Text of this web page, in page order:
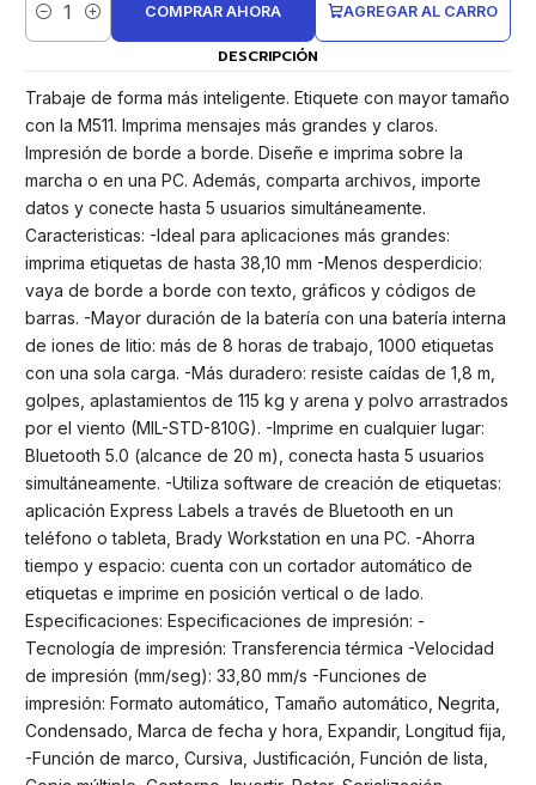
Cantidad
AGREGAR AL CARRO
COMPRAR AHORA
DESCRIPCIÓN
Trabaje de forma más inteligente. Etiquete con mayor tamaño
con la M511. Imprima mensajes más grandes y claros.
Impresión de borde a borde. Diseñe e imprima sobre la
marcha o en una PC. Además, comparta archivos, importe
datos y conecte hasta 5 usuarios simultáneamente.
Caracteristicas: -Ideal para aplicaciones más grandes:
imprima etiquetas de hasta 38,10 mm -Menos desperdicio:
vaya de borde a borde con texto, gráficos y códigos de
barras. -Mayor duración de la batería con una batería interna
de iones de litio: más de 8 horas de trabajo, 1000 etiquetas
con una sola carga. -Más duradero: resiste caídas de 1,8 m,
golpes, aplastamientos de 115 kg y arena y polvo arrastrados
por el viento (MIL-STD-810G). -Imprime en cualquier lugar:
Bluetooth 5.0 (alcance de 20 m), conecta hasta 5 usuarios
simultáneamente. -Utiliza software de creación de etiquetas:
aplicación Express Labels a través de Bluetooth en un
teléfono o tableta, Brady Workstation en una PC. -Ahorra
tiempo y espacio: cuenta con un cortador automático de
etiquetas e imprime en posición vertical o de lado.
Especificaciones: Especificaciones de impresión: -
Tecnología de impresión: Transferencia térmica -Velocidad
de impresión (mm/seg): 33,80 mm/s -Funciones de
impresión: Formato automático, Tamaño automático, Negrita,
Condensado, Marca de fecha y hora, Expandir, Longitud fija,
-Función de marco, Cursiva, Justificación, Función de lista,